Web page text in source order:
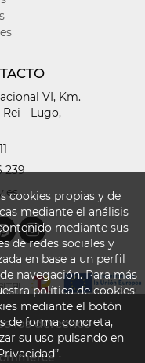
cookies propias y de
mediante el análisis
mediante sus
de redes sociales y
en base a un perfil
navegación. Para más
política de cookies
mediante el botón
de forma concreta,
su uso pulsando en
VI, Km.
- Lugo,
239
los derechos